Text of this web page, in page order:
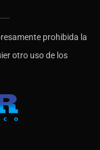
prohibida la
otro uso de los